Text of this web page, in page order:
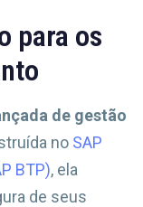
para os
de gestão
no SAP
BTP), ela
de seus